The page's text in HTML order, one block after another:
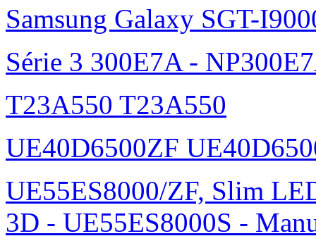
Samsung Galaxy SGT-
Série 3 300E7A -
T23A550 T23A550
UE40D6500ZF
UE55ES8000/ZF, Slim
3D - UE55ES8000S -